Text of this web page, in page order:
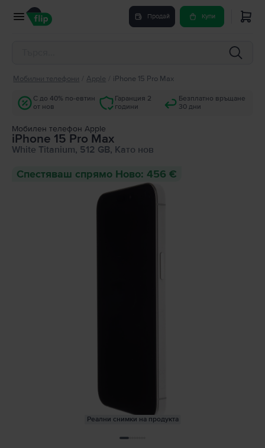
Продай Купи
Мобилни телефони Apple iPhone 15 Pro Max
С до 40% по-евтин
от нов
Гаранция 2
години
Безплатно връщане
30 дни
Мобилен телефон Apple
iPhone 15 Pro Max
White Titanium, 512 GB, Като нов
Спестяваш спрямо Ново: 456 €
Реални снимки на продукта